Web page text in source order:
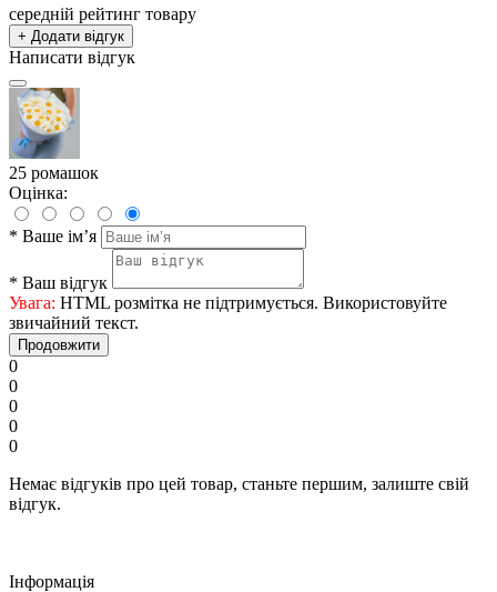
середній рейтинг товару
+ Додати відгук
Написати відгук
25 ромашок
Оцінка:
* Ваше ім’я
* Ваш відгук
Увага: HTML розмітка не підтримується. Використовуйте
звичайний текст.
Продовжити
0
0
0
0
0
Немає відгуків про цей товар, станьте першим, залиште свій
відгук.
Iнформація